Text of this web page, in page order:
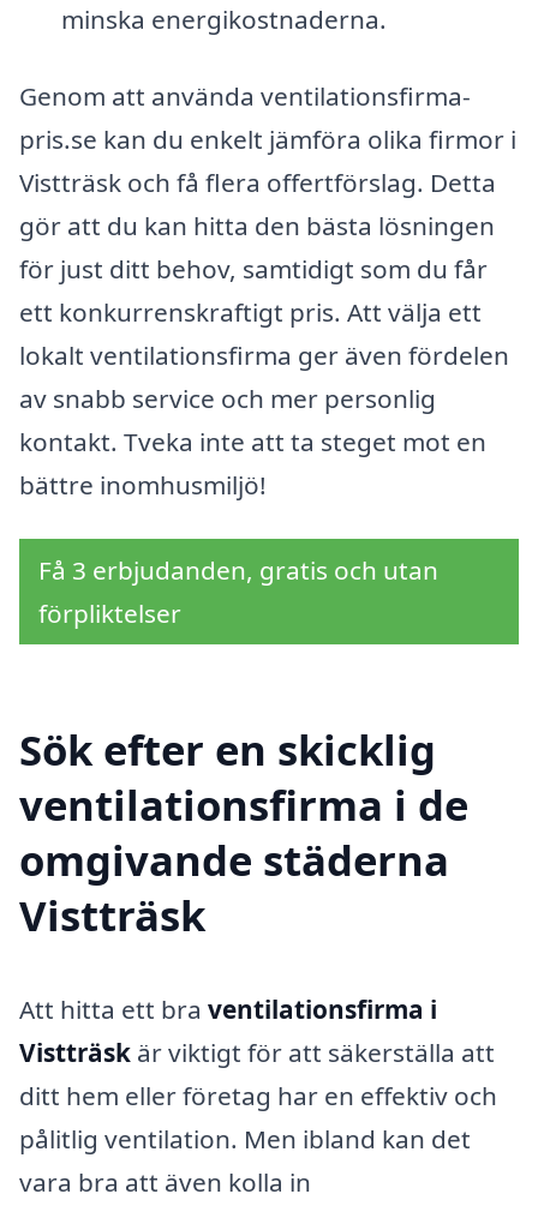
minska energikostnaderna.
Genom att använda ventilationsfirma-
pris.se kan du enkelt jämföra olika firmor i
Vistträsk och få flera offertförslag. Detta
gör att du kan hitta den bästa lösningen
för just ditt behov, samtidigt som du får
ett konkurrenskraftigt pris. Att välja ett
lokalt ventilationsfirma ger även fördelen
av snabb service och mer personlig
kontakt. Tveka inte att ta steget mot en
bättre inomhusmiljö!
Få 3 erbjudanden, gratis och utan
förpliktelser
Sök efter en skicklig
ventilationsfirma i de
omgivande städerna
Vistträsk
Att hitta ett bra ventilationsfirma i
Vistträsk är viktigt för att säkerställa att
ditt hem eller företag har en effektiv och
pålitlig ventilation. Men ibland kan det
vara bra att även kolla in